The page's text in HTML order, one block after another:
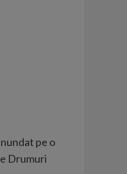
pe o
Drumuri